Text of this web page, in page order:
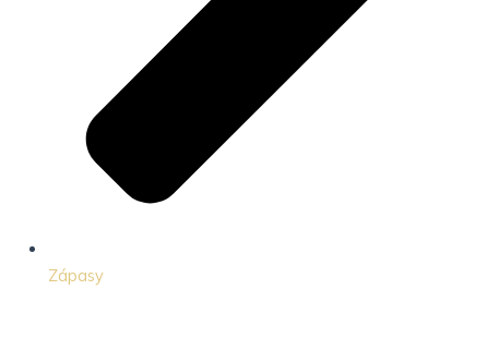
Zápasy